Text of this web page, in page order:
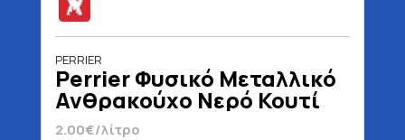
PERRIER
Perrier Φυσικό Μεταλλικό
Ανθρακούχο Νερό Κουτί
250 ml
2.00€/λίτρο